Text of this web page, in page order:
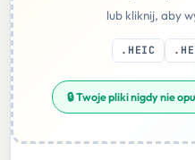
lub kliknij, aby
.HEIC
🔒 Twoje pliki nigdy nie